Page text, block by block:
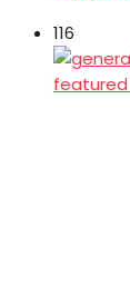
116